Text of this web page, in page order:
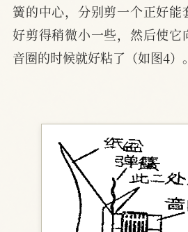
簧的中心，分别剪一个正好能
好剪得稍微小一些，然后使它
音圈的时候就好粘了（如图4）。